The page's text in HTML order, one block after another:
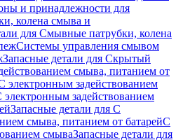
и принадлежности для
колена смыва и
для Смывные патрубки, колена
Системы управления смывом
Запасные детали для Скрытый
смыва, питанием от
электронным задействованием
электронным задействованием
Запасные детали для С
смыва, питанием от батарейС
смываЗапасные детали для